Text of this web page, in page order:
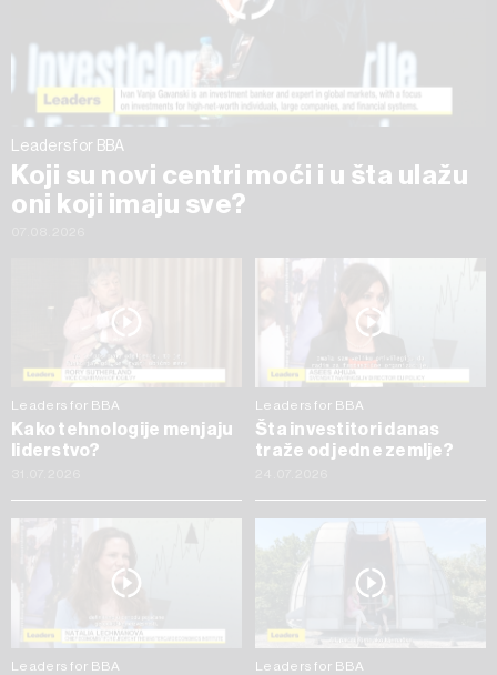
trenutku opozvati bez negativnih posledica.
Leaders for BBA
Koji su novi centri moći i u šta ulažu
oni koji imaju sve?
Leaders for BBA
Kako tehnologije menjaju
liderstvo?
Leaders for BBA
Šta investitori danas
traže od jedne zemlje?
Leaders for BBA Leaders for BBA